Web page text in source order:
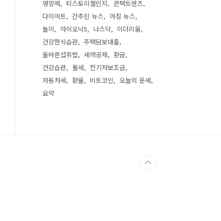
영양제
티스토리챌린지
콘택트렌즈
다이어트
간추린 뉴스
아침 뉴스
놀이
아이오닉5 나스닥
이더리움
건강한식습관
주택담보대출
올바른섭취법
세액공제
환급
건강습관
월세
전기차보조금
자동차세
환율 비트코인
오늘의 운세
요약